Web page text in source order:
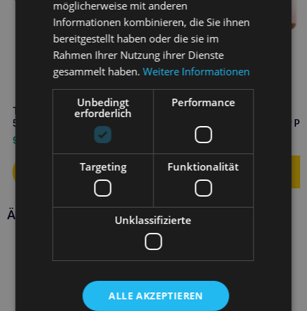
TOTOBI Natürliche Zahnpasta
50ml
9,50
Regenerationsbutter für
9,50€
Ähnliche Produkte
möglicherweise mit anderen
Informationen kombinieren, die Sie ihnen
bereitgestellt haben oder die sie im
Rahmen Ihrer Nutzung ihrer Dienste
gesammelt haben.Weitere Informationen
Unbedingt
erforderlich
Performance
Targeting Funktionalität
Unklassifizierte
ALLE AKZEPTIEREN